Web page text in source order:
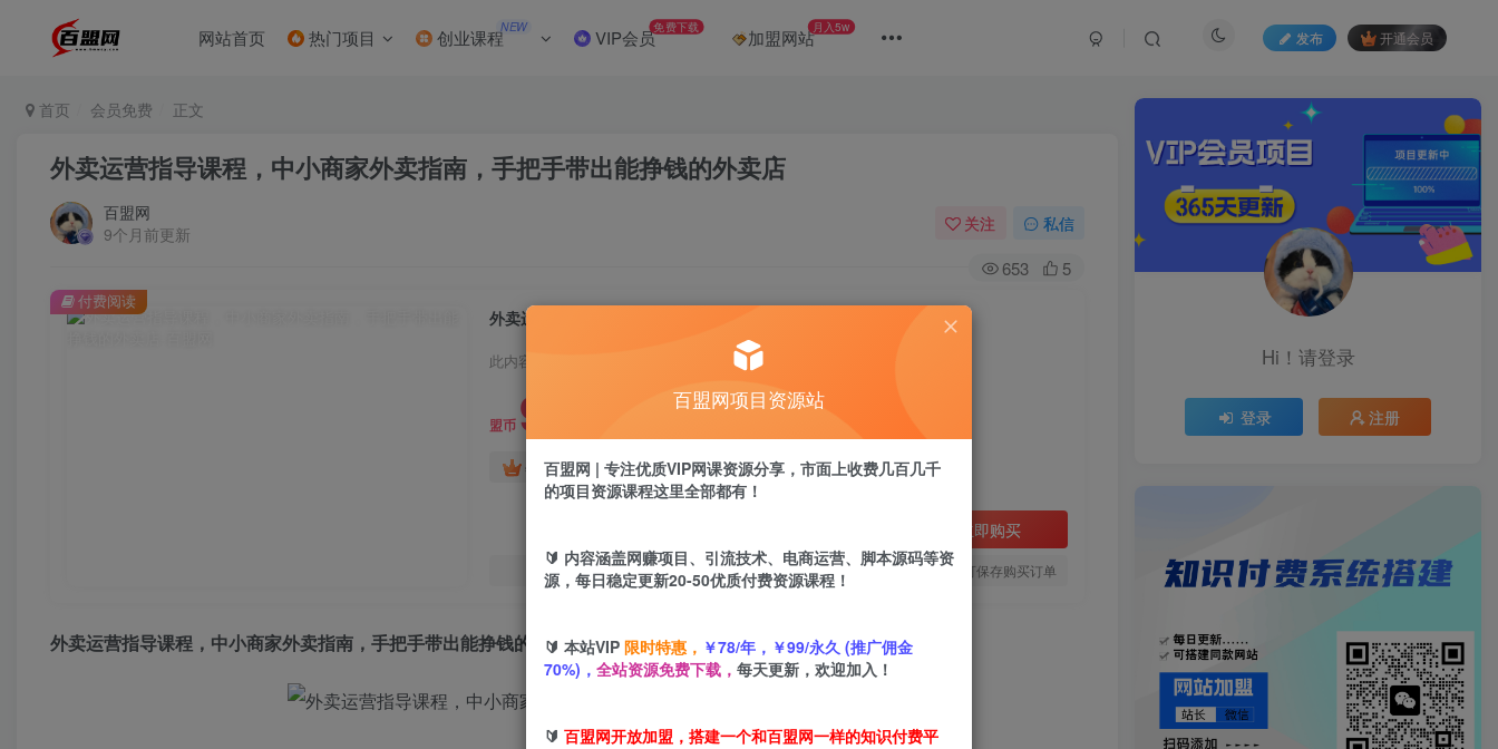
网站首页 热门项目 创业课程NEW VIP会员免费下载 加盟网站月入5w
发布 开通会员
首页 会员免费 正文
外卖运营指导课程，中小商家外卖指南，手把手带出能挣钱的外卖店
百盟网
9个月前更新
关注 私信
653 5
外卖运营指导课程，中小商家外卖指南，手把手带出能挣钱的外卖店
此内容为付费阅读，请付费后查看
盟币 9.9
年卡会员免费 永久会员免费
立即购买
您当前未登录！建议登陆后购买，可保存购买订单
付费阅读
外卖运营指导课程，中小商家外卖指南，手把手带出能挣钱的外卖店
Hi！请登录
登录 注册
百盟网项目资源站
百盟网 | 专注优质VIP网课资源分享，市面上收费几百几千
的项目资源课程这里全部都有！
🔰 内容涵盖网赚项目、引流技术、电商运营、脚本源码等资
源，每日稳定更新20-50优质付费资源课程！
🔰 本站VIP 限时特惠， ￥78/年，￥99/永久 (推广佣金
70%)， 全站资源免费下载， 每天更新，欢迎加入！
🔰 百盟网开放加盟，搭建一个和百盟网一样的知识付费平